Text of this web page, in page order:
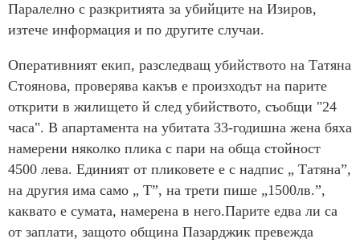
Паралелно с разкритията за убийците на Изиров,
изтече информация и по другите случаи.
Оперативният екип, разследващ убийството на Татяна
Стоянова, проверява какъв е произходът на парите
открити в жилището й след убийството, съобщи "24
часа". В апартамента на убитата 33-годишна жена бяха
намерени няколко плика с пари на обща стойност
4500 лева. Единият от пликовете е с надпис „ Татяна”,
на другия има само „ Т”, на трети пише „1500лв.”,
каквато е сумата, намерена в него.Парите едва ли са
от заплати, защото община Пазарджик превежда